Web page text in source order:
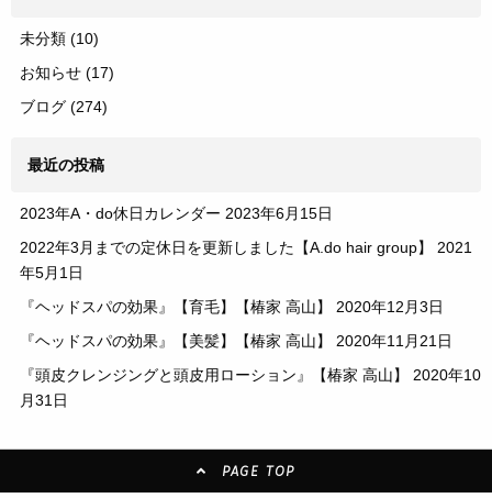
未分類 (10)
お知らせ (17)
ブログ (274)
最近の投稿
2023年A・do休日カレンダー 2023年6月15日
2022年3月までの定休日を更新しました【A.do hair group】
2021
年5月1日
『ヘッドスパの効果』【育毛】【椿家 高山】
2020年12月3日
『ヘッドスパの効果』【美髪】【椿家 高山】
2020年11月21日
『頭皮クレンジングと頭皮用ローション』【椿家 高山】
2020年10
月31日
PAGE TOP